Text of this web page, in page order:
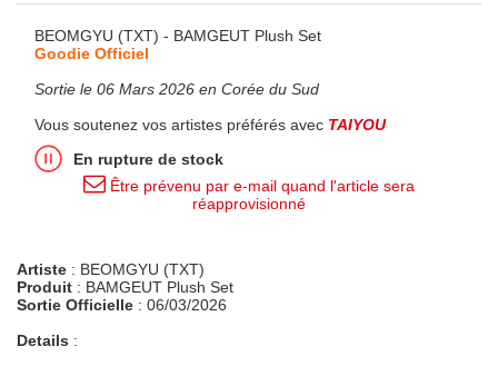
BEOMGYU (TXT) - BAMGEUT Plush Set
Goodie Officiel
Sortie le 06 Mars 2026 en Corée du Sud
Vous soutenez vos artistes préférés avec TAIYOU
En rupture de stock
Être prévenu par e-mail quand l'article sera
réapprovisionné
Artiste : BEOMGYU (TXT)
Produit : BAMGEUT Plush Set
Sortie Officielle : 06/03/2026
Details :